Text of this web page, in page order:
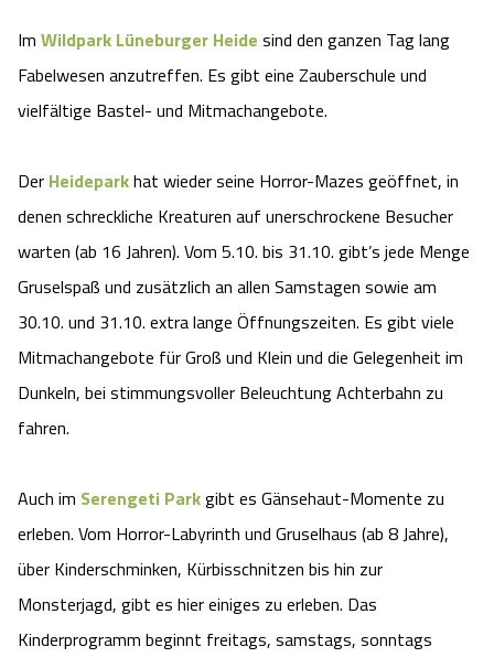
Im Wildpark Lüneburger Heide sind den ganzen Tag lang
Fabelwesen anzutreffen. Es gibt eine Zauberschule und
vielfältige Bastel- und Mitmachangebote.
Der Heideparkhat wieder seine Horror-Mazes geöffnet, in
denen schreckliche Kreaturen auf unerschrockene Besucher
warten (ab 16 Jahren). Vom 5.10. bis 31.10. gibt’s jede Menge
Gruselspaß und zusätzlich an allen Samstagen sowie am
30.10. und 31.10. extra lange Öffnungszeiten. Es gibt viele
Mitmachangebote für Groß und Klein und die Gelegenheit im
Dunkeln, bei stimmungsvoller Beleuchtung Achterbahn zu
fahren.
Auch im Serengeti Parkgibt es Gänsehaut-Momente zu
erleben. Vom Horror-Labyrinth und Gruselhaus (ab 8 Jahre),
über Kinderschminken, Kürbisschnitzen bis hin zur
Monsterjagd, gibt es hier einiges zu erleben. Das
Kinderprogramm beginnt freitags, samstags, sonntags